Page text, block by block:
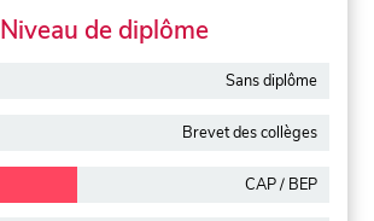
Niveau de diplôme
Sans diplôme
Brevet des collèges
CAP / BEP